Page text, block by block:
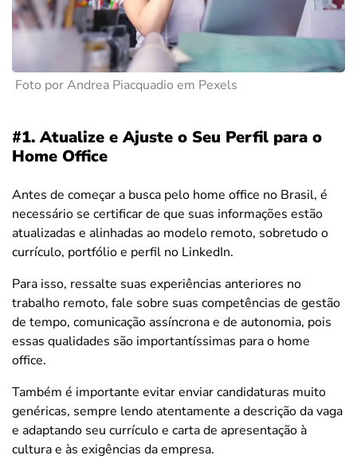
Foto por Andrea Piacquadio em Pexels
#1. Atualize e Ajuste o Seu Perfil para o
Home Office
Antes de começar a busca pelo home office no Brasil, é
necessário se certificar de que suas informações estão
atualizadas e alinhadas ao modelo remoto, sobretudo o
currículo, portfólio e perfil no LinkedIn.
Para isso, ressalte suas experiências anteriores no
trabalho remoto, fale sobre suas competências de gestão
de tempo, comunicação assíncrona e de autonomia, pois
essas qualidades são importantíssimas para o home
office.
Também é importante evitar enviar candidaturas muito
genéricas, sempre lendo atentamente a descrição da vaga
e adaptando seu currículo e carta de apresentação à
cultura e às exigências da empresa.